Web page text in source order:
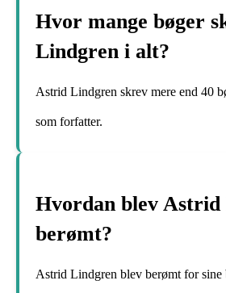
Hvor mange bøger
Lindgren i alt?
Astrid Lindgren skrev mere end 40
som forfatter.
Hvordan blev
berømt?
Astrid Lindgren blev berømt for sine